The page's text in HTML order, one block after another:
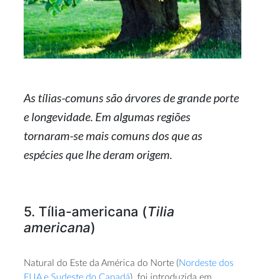
As tílias-comuns são árvores de grande porte
e longevidade. Em algumas regiões
tornaram-se mais comuns dos que as
espécies que lhe deram origem.
5. Tília-americana (Tilia
americana)
Natural do Este da América do Norte (Nordeste dos